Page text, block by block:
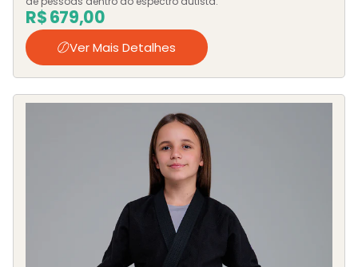
R$679,00
Ver Mais Detalhes